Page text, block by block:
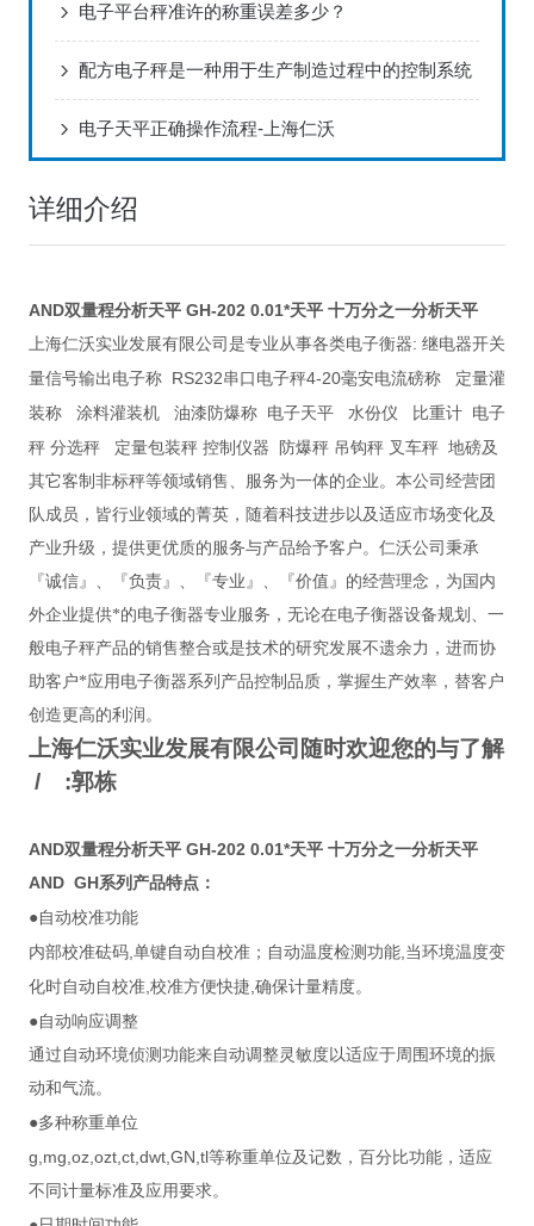
电子平台秤准许的称重误差多少？
配方电子秤是一种用于生产制造过程中的控制系统
电子天平正确操作流程-上海仁沃
详细介绍
AND双量程分析天平 GH-202 0.01*天平 十万分之一分析天平
上海仁沃实业发展有限公司是专业从事各类电子衡器: 继电器开关
量信号输出电子称RS232串口电子秤4-20毫安电流磅称
定量灌
装称
涂料灌装机 油漆防爆称 电子天平 水份仪 比重计
电子
秤 分选秤 定量包装秤 控制仪器 防爆秤 吊钩秤 叉车秤 地磅及
其它客制非标秤等领域销售、服务为一体的企业。本公司经营团
队成员，皆行业领域的菁英，随着科技进步以及适应市场变化及
产业升级，提供更优质的服务与产品给予客户。仁沃公司秉承
『诚信』、『负责』、『专业』、『价值』的经营理念，为国内
外企业提供*的电子衡器专业服务，无论在电子衡器设备规划、一
般电子秤产品的销售整合或是技术的研究发展不遗余力，进而协
助客户*应用电子衡器系列产品控制品质，掌握生产效率，替客户
创造更高的利润。
上海仁沃实业发展有限公司随时欢迎您的与了解
/ :郭栋
AND双量程分析天平 GH-202 0.01*天平 十万分之一分析天平
AND GH系列产品特点：
●自动校准功能
内部校准砝码,单键自动自校准；自动温度检测功能,当环境温度变
化时自动自校准,校准方便快捷,确保计量精度。
●自动响应调整
通过自动环境侦测功能来自动调整灵敏度以适应于周围环境的振
动和气流。
●多种称重单位
g,mg,oz,ozt,ct,dwt,GN,tl等称重单位及记数，百分比功能，适应
不同计量标准及应用要求。